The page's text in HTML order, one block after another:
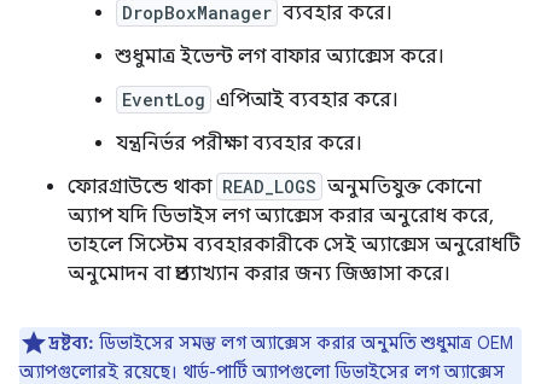
DropBoxManager ব্যবহার করে।
শুধুমাত্র ইভেন্ট লগ বাফার অ্যাক্সেস করে।
EventLog এপিআই ব্যবহার করে।
যন্ত্রনির্ভর পরীক্ষা ব্যবহার করে।
ফোরগ্রাউন্ডে থাকা READ_LOGS অনুমতিযুক্ত কোনো
অ্যাপ যদি ডিভাইস লগ অ্যাক্সেস করার অনুরোধ করে,
তাহলে সিস্টেম ব্যবহারকারীকে সেই অ্যাক্সেস অনুরোধটি
অনুমোদন বা প্রত্যাখ্যান করার জন্য জিজ্ঞাসা করে।
দ্রষ্টব্য: ডিভাইসের সমস্ত লগ অ্যাক্সেস করার অনুমতি শুধুমাত্র OEM
অ্যাপগুলোরই রয়েছে। থার্ড-পার্টি অ্যাপগুলো ডিভাইসের লগ অ্যাক্সেস